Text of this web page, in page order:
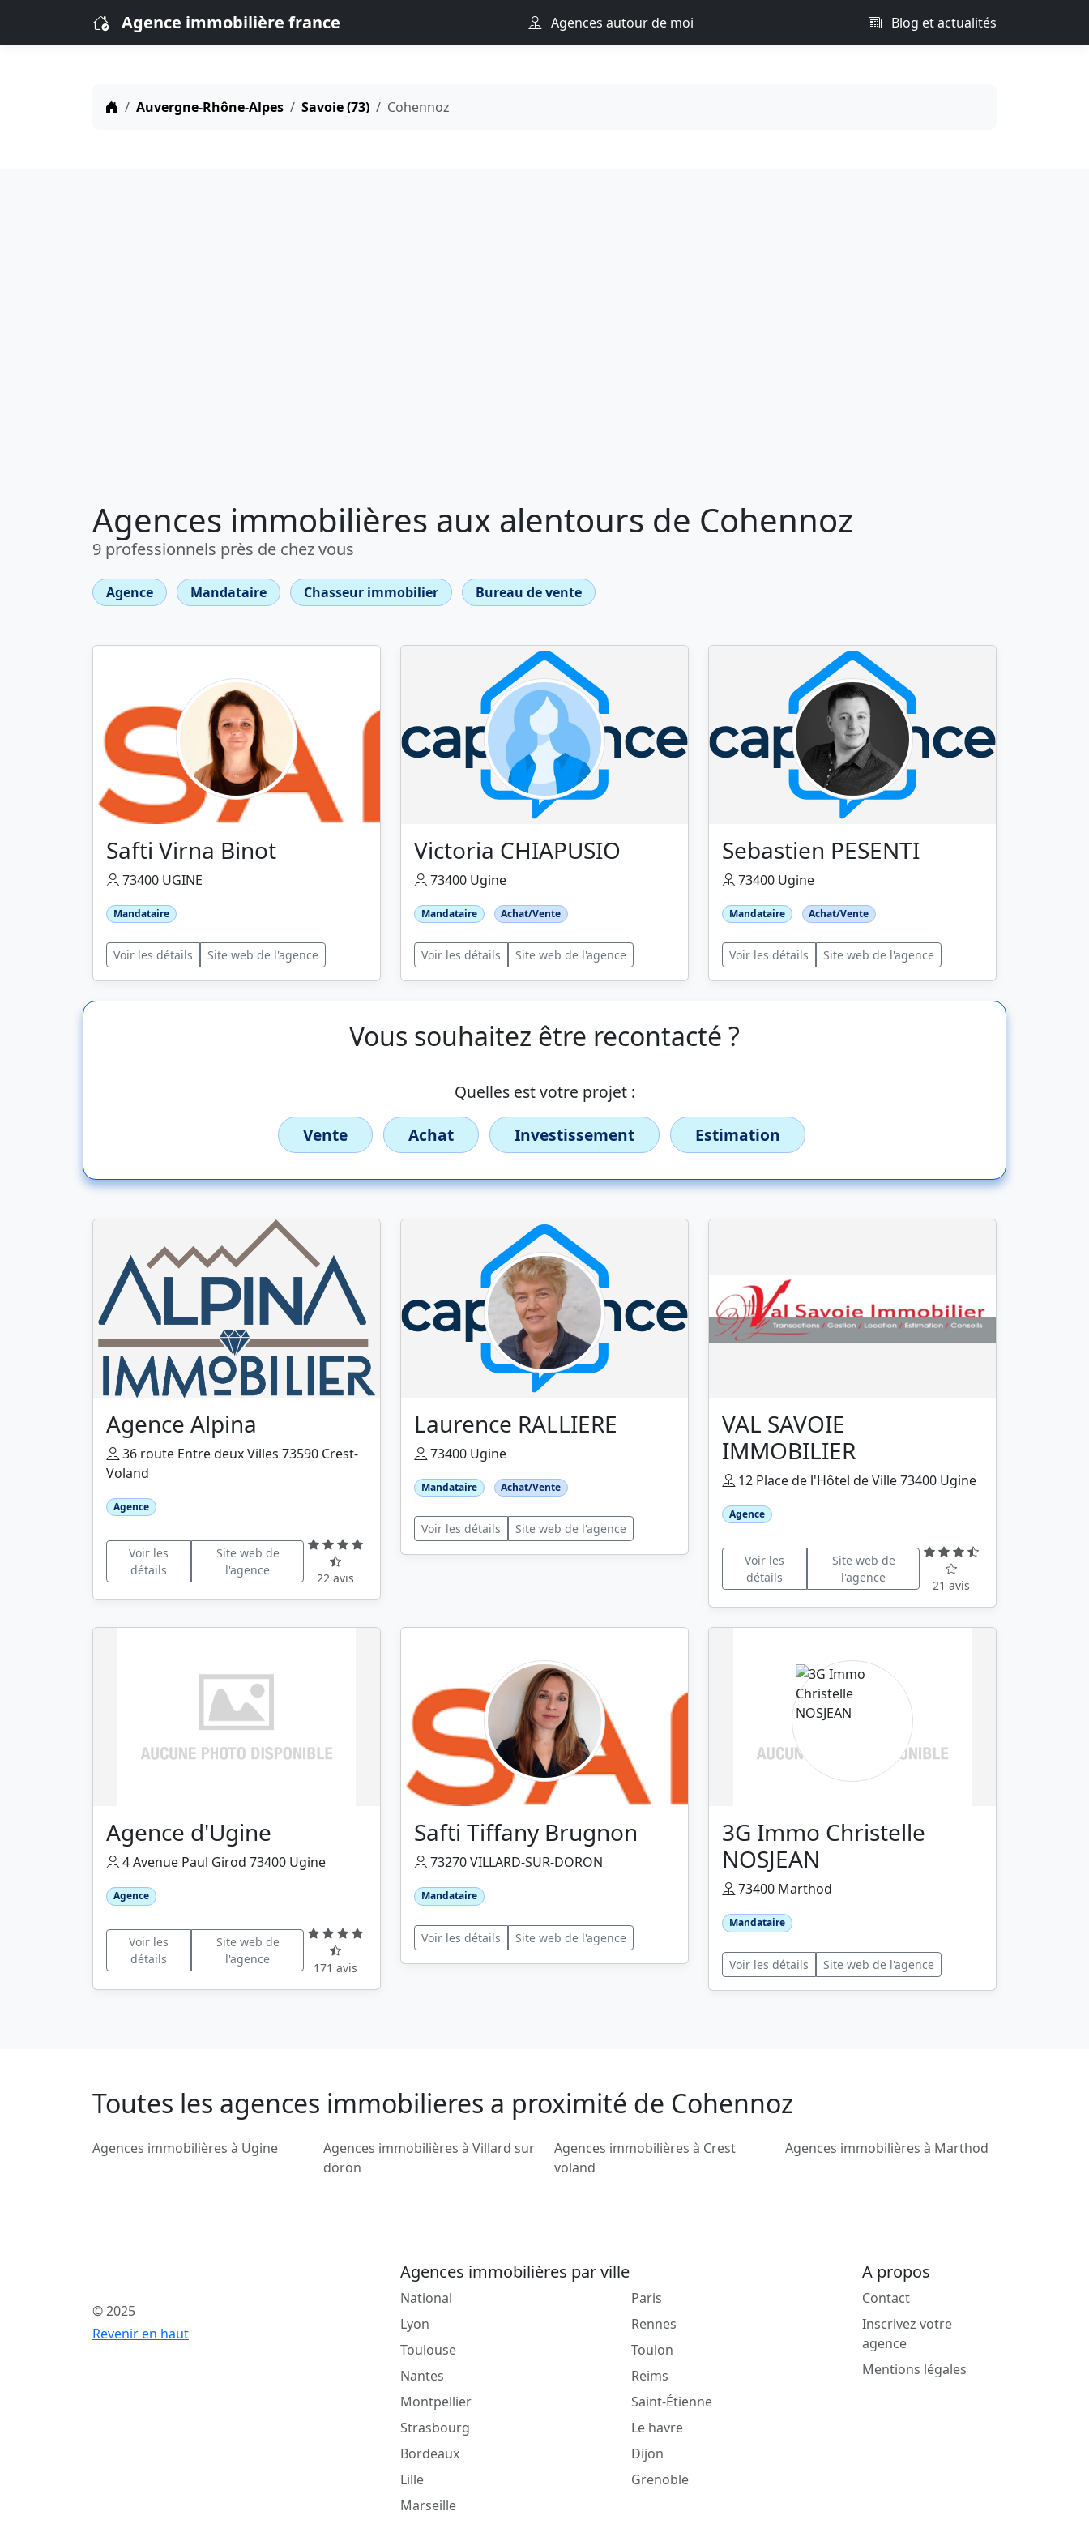
Agence immobilière france Agences autour de moi Blog et actualités
Auvergne-Rhône-Alpes Savoie (73) Cohennoz
Agences immobilières aux alentours de Cohennoz
9 professionnels près de chez vous
Agence Mandataire Chasseur immobilier Bureau de vente
Safti Virna Binot
73400 UGINE
Mandataire
Voir les détails Site web de l'agence
Victoria CHIAPUSIO
73400 Ugine
Mandataire Achat/Vente
Voir les détails Site web de l'agence
Sebastien PESENTI
73400 Ugine
Mandataire Achat/Vente
Voir les détails Site web de l'agence
Vous souhaitez être recontacté ?
Quelles est votre projet :
Vente
Achat Investissement Estimation
Agence Alpina
36 route Entre deux Villes 73590 Crest-
Voland
Agence
Voir les
détails
Site web de
l'agence
22 avis
Laurence RALLIERE
73400 Ugine
Mandataire Achat/Vente
Voir les détails Site web de l'agence
VAL SAVOIE
IMMOBILIER
12 Place de l'Hôtel de Ville 73400 Ugine
Agence
Voir les
détails
Site web de
l'agence
21 avis
Agence d'Ugine
4 Avenue Paul Girod 73400 Ugine
Agence
Voir les
détails
Site web de
l'agence
171 avis
Safti Tiffany Brugnon
73270 VILLARD-SUR-DORON
Mandataire
Voir les détails Site web de l'agence
3G Immo Christelle
NOSJEAN
73400 Marthod
Mandataire
Voir les détails Site web de l'agence
Toutes les agences immobilieres a proximité de Cohennoz
Agences immobilières à Ugine
Agences immobilières à Villard sur
doron
Agences immobilières à Crest
voland
Agences immobilières à Marthod
© 2025
Revenir en haut
Agences immobilières par ville
National
Lyon
Toulouse
Nantes
Montpellier
Strasbourg
Bordeaux
Lille
Marseille
Paris
Rennes
Toulon
Reims
Saint-Étienne
Le havre
Dijon
Grenoble
A propos
Contact
Inscrivez votre
agence
Mentions légales